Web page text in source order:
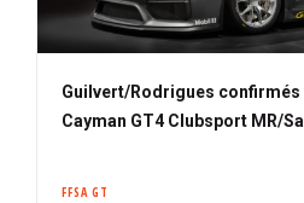
Guilvert/Rodrigues confirmés
Cayman GT4 Clubsport MR/
FFSA GT